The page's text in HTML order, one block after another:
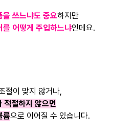
을 쓰느냐도 중요하지만
를 어떻게 주입하느냐인데요.
절이 맞지 않거나,
적절하지 않으면
륨으로 이어질 수 있습니다.